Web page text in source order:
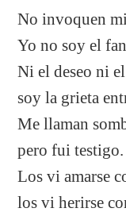
No invoquen
Yo no soy el
Ni el deseo ni
soy la grieta
Me llaman
pero fui testigo.
Los vi amarse
los vi herirse